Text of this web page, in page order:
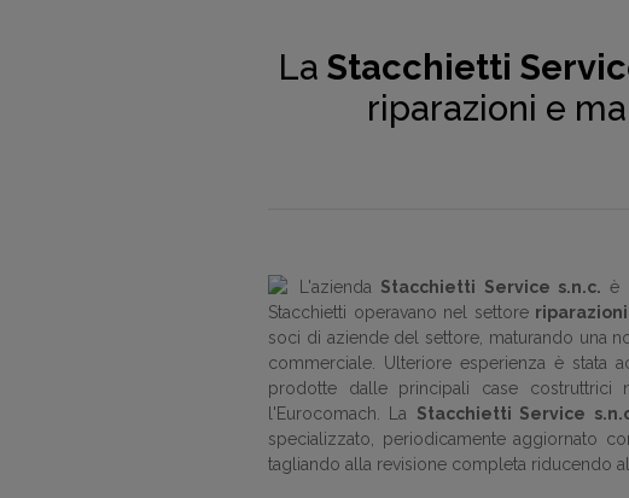
La Stacchietti
riparazioni e
L'azienda Stacchietti Service s.n.c. è
Stacchietti operavano nel settore
soci di aziende del settore, maturando una
commerciale. Ulteriore esperienza è stata
prodotte dalle principali case costruttrici
l'Eurocomach. La Stacchietti Service
specializzato, periodicamente aggiornato
tagliando alla revisione completa riducendo